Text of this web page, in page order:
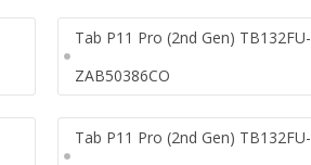
Tab P11 Pro (2nd Gen) TB132FU-
ZAB50386CO
Tab P11 Pro (2nd Gen) TB132FU-